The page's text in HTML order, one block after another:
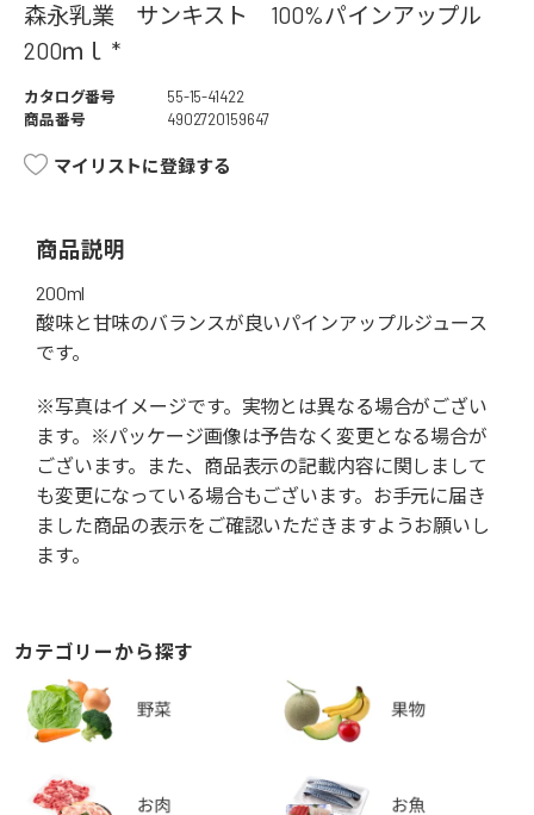
森永乳業 サンキスト 100%パインアップル
200ｍｌ *
カタログ番号
55-15-41422
商品番号
4902720159647
マイリストに登録する
商品説明
200ml
酸味と甘味のバランスが良いパインアップルジュース
です。
※写真はイメージです。実物とは異なる場合がござい
ます。※パッケージ画像は予告なく変更となる場合が
ございます。また、商品表示の記載内容に関しまして
も変更になっている場合もございます。お手元に届き
ました商品の表示をご確認いただきますようお願いし
ます。
カテゴリーから探す